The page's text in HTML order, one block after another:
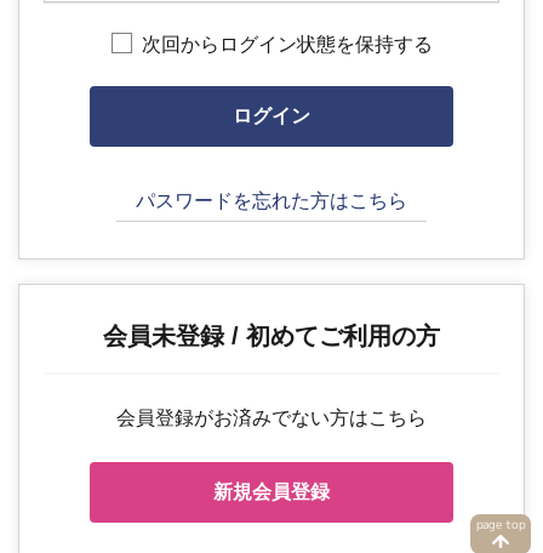
次回からログイン状態を保持する
パスワードを忘れた方はこちら
会員未登録 / 初めてご利用の方
会員登録がお済みでない方はこちら
新規会員登録
page top